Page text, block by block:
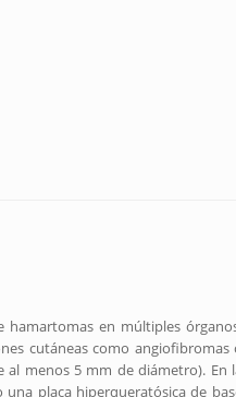
hamartomas en múltiples
cutáneas como angiofibromas
al menos 5 mm de diámetro). En
placa hiperqueratósica de